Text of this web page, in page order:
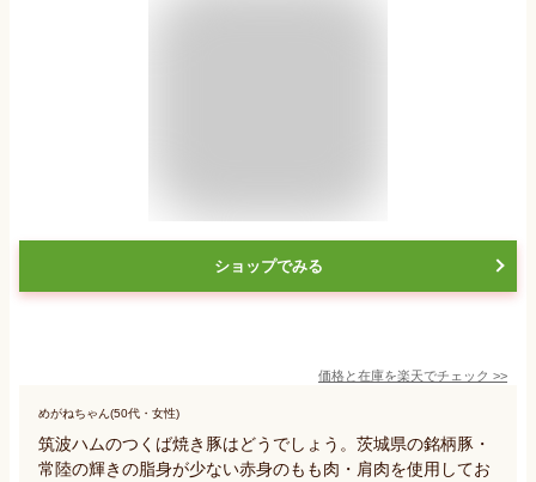
ショップでみる
価格と在庫を楽天でチェック >>
めがねちゃん(50代・女性)
筑波ハムのつくば焼き豚はどうでしょう。茨城県の銘柄豚・
常陸の輝きの脂身が少ない赤身のもも肉・肩肉を使用してお